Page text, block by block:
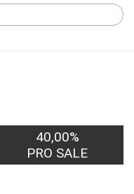
40,00%
PRO SALE